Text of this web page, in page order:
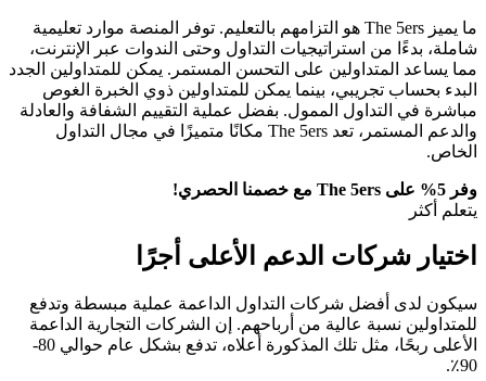
ما يميز The 5ers هو التزامهم بالتعليم. توفر المنصة موارد تعليمية
شاملة، بدءًا من استراتيجيات التداول وحتى الندوات عبر الإنترنت،
مما يساعد المتداولين على التحسن المستمر. يمكن للمتداولين الجدد
البدء بحساب تجريبي، بينما يمكن للمتداولين ذوي الخبرة الغوص
مباشرة في التداول الممول. بفضل عملية التقييم الشفافة والعادلة
والدعم المستمر، تعد The 5ers مكانًا متميزًا في مجال التداول
الخاص.
وفر 5% على The 5ers مع خصمنا الحصري!
يتعلم أكثر
اختيار شركات الدعم الأعلى أجرًا
سيكون لدى أفضل شركات التداول الداعمة عملية مبسطة وتدفع
للمتداولين نسبة عالية من أرباحهم. إن الشركات التجارية الداعمة
الأعلى ربحًا، مثل تلك المذكورة أعلاه، تدفع بشكل عام حوالي 80-
90٪.